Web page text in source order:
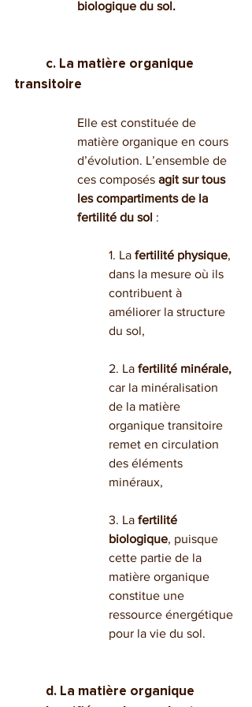
biologique du sol.
c. La matière organique
transitoire
Elle est constituée de
matière organique en cours
d’évolution. L’ensemble de
ces composés agit sur tous
les compartiments de la
fertilité du sol :
1. La fertilité physique,
dans la mesure où ils
contribuent à
améliorer la structure
du sol,
2. La fertilité minérale,
car la minéralisation
de la matière
organique transitoire
remet en circulation
des éléments
minéraux,
3. La fertilité
biologique, puisque
cette partie de la
matière organique
constitue une
ressource énergétique
pour la vie du sol.
d. La matière organique